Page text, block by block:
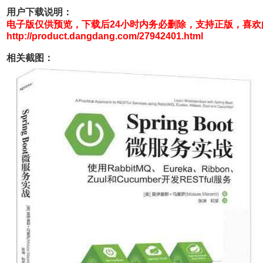
用户下载说明：
电子版仅供预览，下载后24小时内务必删除，支持正版，喜欢
http://product.dangdang.com/27942401.html
相关截图：